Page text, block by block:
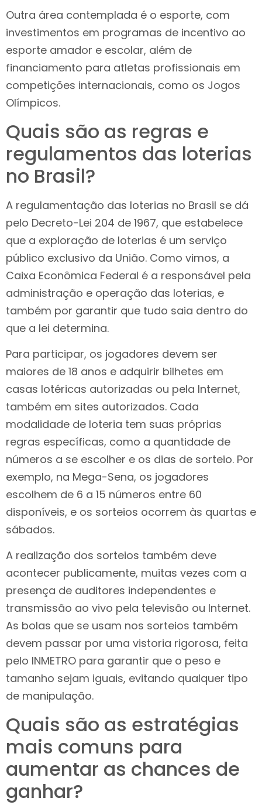
Outra área contemplada é o esporte, com
investimentos em programas de incentivo ao
esporte amador e escolar, além de
financiamento para atletas profissionais em
competições internacionais, como os Jogos
Olímpicos.
Quais são as regras e
regulamentos das loterias
no Brasil?
A regulamentação das loterias no Brasil se dá
pelo Decreto-Lei 204 de 1967, que estabelece
que a exploração de loterias é um serviço
público exclusivo da União. Como vimos, a
Caixa Econômica Federal é a responsável pela
administração e operação das loterias, e
também por garantir que tudo saia dentro do
que a lei determina.
Para participar, os jogadores devem ser
maiores de 18 anos e adquirir bilhetes em
casas lotéricas autorizadas ou pela Internet,
também em sites autorizados. Cada
modalidade de loteria tem suas próprias
regras específicas, como a quantidade de
números a se escolher e os dias de sorteio. Por
exemplo, na Mega-Sena, os jogadores
escolhem de 6 a 15 números entre 60
disponíveis, e os sorteios ocorrem às quartas e
sábados.
A realização dos sorteios também deve
acontecer publicamente, muitas vezes com a
presença de auditores independentes e
transmissão ao vivo pela televisão ou Internet.
As bolas que se usam nos sorteios também
devem passar por uma vistoria rigorosa, feita
pelo INMETRO para garantir que o peso e
tamanho sejam iguais, evitando qualquer tipo
de manipulação.
Quais são as estratégias
mais comuns para
aumentar as chances de
ganhar?